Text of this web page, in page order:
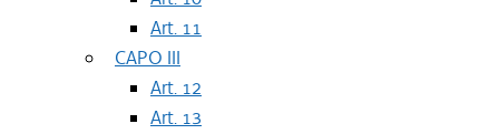
Art. 11
CAPO III
Art. 12
Art. 13